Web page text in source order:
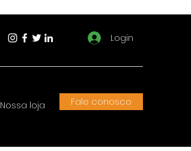
Login
Nossa loja Fale conosco